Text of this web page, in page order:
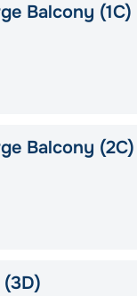
Balcony (1C)
Balcony (2C)